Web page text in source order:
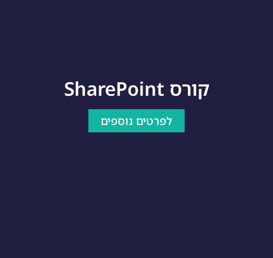
קורס SharePoint
לפרטים נוספים